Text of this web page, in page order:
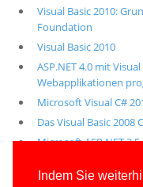
Indem Sie
Visual Basic 2010:
Foundation
Visual Basic 2010
ASP.NET 4.0 mit
Webapplikationen
Microsoft Visual C#
Das Visual Basic 2008
Microsoft ASP.NET
Alle unsere